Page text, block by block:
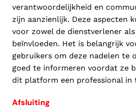
verantwoordelijkheid en
zijn aanzienlijk. Deze aspecten
voor zowel de dienstverlener
beïnvloeden. Het is belangrijk
gebruikers om deze nadelen te
goed te informeren voordat ze
dit platform een professional in
Afsluiting